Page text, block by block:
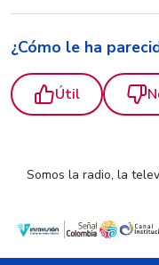
¿Cómo le ha
Útil
Somos la radio, la